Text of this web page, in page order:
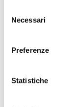
delNecessari
Preferenze
Statistiche
SANITARI –
IL
TRA
DELLA